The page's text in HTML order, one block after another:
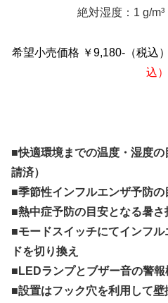
絶対湿度：1 g/
希望小売価格 ￥9,180-（税込
込）
■快適環境までの温度・湿度
請済）
■季節性インフルエンザ予防
■熱中症予防の目安となる暑さ
■モードスイッチにてインフ
ドを切り換え
■LEDランプとブザー音の警報
■設置はフック穴を利用して